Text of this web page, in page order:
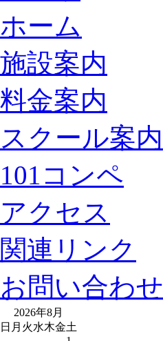
ホーム
施設案内
料金案内
スクール案内
101コンペ
アクセス
関連リンク
お問い合わせ
2026年8月
日 月 火水木金土